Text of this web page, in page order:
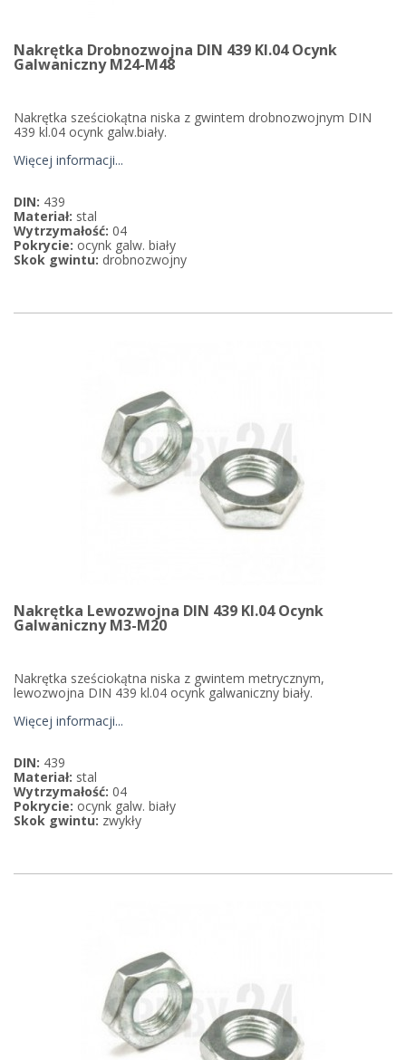
Nakrętka Drobnozwojna DIN 439 Kl.04 Ocynk
Galwaniczny M24-M48
Nakrętka sześciokątna niska z gwintem drobnozwojnym DIN
439 kl.04 ocynk galw.biały.
Więcej informacji...
DIN: 439
Materiał: stal
Wytrzymałość: 04
Pokrycie: ocynk galw. biały
Skok gwintu: drobnozwojny
Nakrętka Lewozwojna DIN 439 Kl.04 Ocynk
Galwaniczny M3-M20
Nakrętka sześciokątna niska z gwintem metrycznym,
lewozwojna DIN 439 kl.04 ocynk galwaniczny biały.
Więcej informacji...
DIN: 439
Materiał: stal
Wytrzymałość: 04
Pokrycie: ocynk galw. biały
Skok gwintu: zwykły